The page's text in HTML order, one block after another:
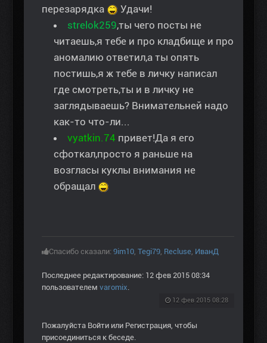
перезарядка
Удачи!
strelok259,ты чего посты не
читаешь,я тебе и про кладбище и про
аномалию ответил,а ты опять
постишь,я ж тебе в личку написал
где смотреть,ты и в личку не
заглядываешь? Внимательней надо
как-то что-ли...
vyatkin.74 привет!Да я его
сфоткал,просто я раньше на
возгласы куклы внимания не
обращал
Спасибо сказали: 9im10, Tegi79, Recluse, ИванД
Последнее редактирование: 12 фев 2015 08:34
пользователем varomix.
12 фев 2015 08:28
Пожалуйста Войти или Регистрация, чтобы
присоединиться к беседе.